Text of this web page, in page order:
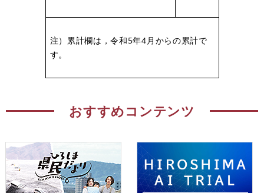
注）累計欄は，令和5年4月からの累計で
す。
おすすめコンテンツ